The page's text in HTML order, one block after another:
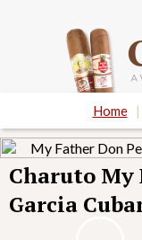
Home |
Charuto My
Garcia